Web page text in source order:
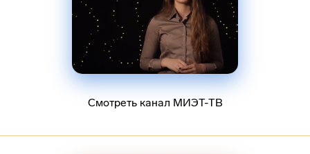
Смотреть канал МИЭТ-ТВ